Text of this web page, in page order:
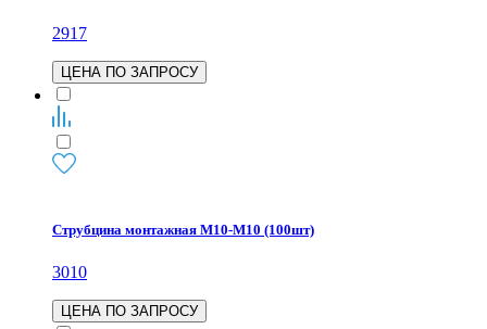
2917
ЦЕНА ПО ЗАПРОСУ
Струбцина монтажная М10-М10 (100шт)
3010
ЦЕНА ПО ЗАПРОСУ